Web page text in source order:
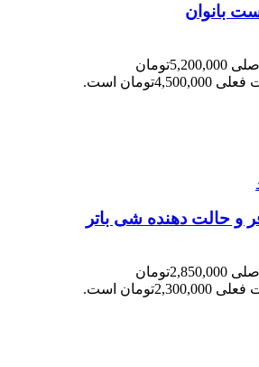
بانوان
قیمت اصلی 5,200,000تومان
است.
و حالت دهنده شی باتر
قیمت اصلی 2,850,000تومان
است.